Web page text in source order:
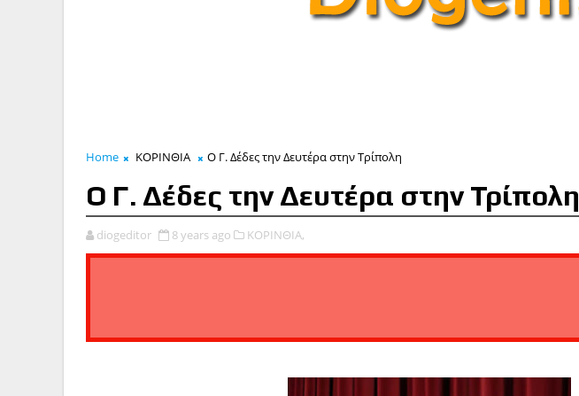
Home ΚΟΡΙΝΘΙΑ Ο Γ. Δέδες την Δευτέρα στην Τρίπολη
Ο Γ. Δέδες την Δευτέρα στην Τρίπολη
diogeditor 8 years ago ΚΟΡΙΝΘΙΑ,